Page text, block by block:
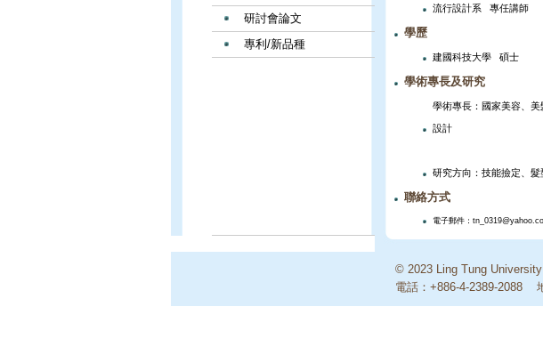
研討會論文
專利/新品種
流行設計系 專任講師
學歷
建國科技大學 碩士
學術專長及研究
學術專長：國家美容、
設計
研究方向：技能撿定、
聯絡方式
電子郵件：
© 2023 Ling Tung
電話：+886-4-2389-2088